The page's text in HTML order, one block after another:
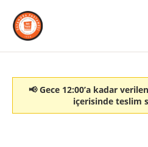
📢 Gece 12:00’a kadar
içerisinde teslim